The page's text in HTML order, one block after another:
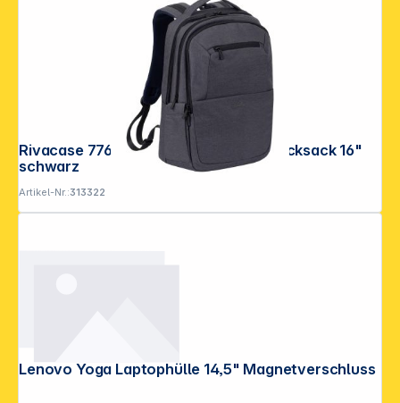
Rivacase 7765 Suzuka ECO Laptop Rucksack 16"
schwarz
Artikel-Nr.:313322
Lenovo Yoga Laptophülle 14,5" Magnetverschluss